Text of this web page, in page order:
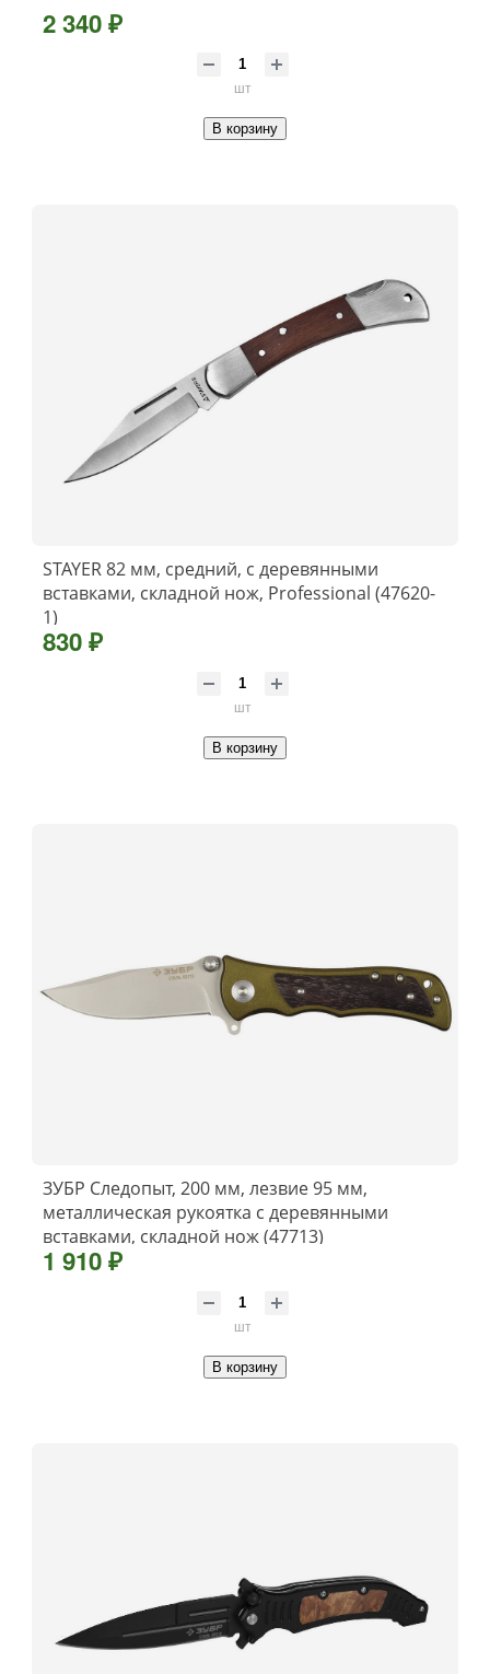
2 340 ₽
шт
В корзину
STAYER 82 мм, средний, с деревянными
вставками, складной нож, Professional (47620-
1)
830 ₽
шт
В корзину
ЗУБР Следопыт, 200 мм, лезвие 95 мм,
металлическая рукоятка с деревянными
вставками, складной нож (47713)
1 910 ₽
шт
В корзину